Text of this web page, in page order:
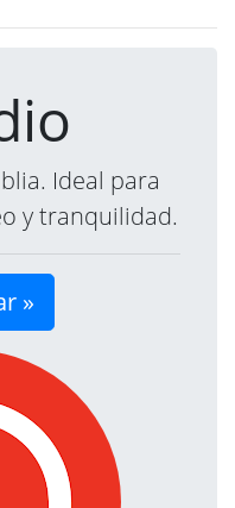
Ideal para
y tranquilidad.
»